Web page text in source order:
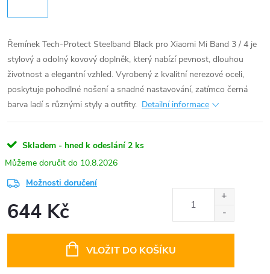
Řemínek Tech-Protect Steelband Black pro Xiaomi Mi Band 3 / 4 je
stylový a odolný kovový doplněk, který nabízí pevnost, dlouhou
životnost a elegantní vzhled. Vyrobený z kvalitní nerezové oceli,
poskytuje pohodlné nošení a snadné nastavování, zatímco černá
barva ladí s různými styly a outfity. Detailní informace
Skladem - hned k odeslání 2 ks
10.8.2026
Možnosti doručení
644 Kč
VLOŽIT DO KOŠÍKU